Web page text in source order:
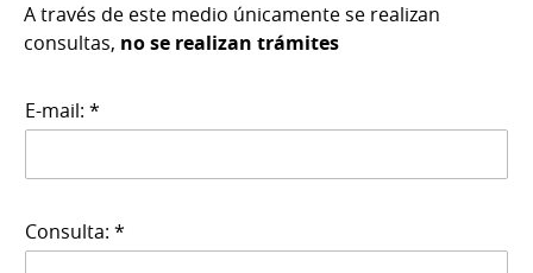
A través de este medio únicamente se realizan
consultas, no se realizan trámites
E-mail: *
Consulta: *